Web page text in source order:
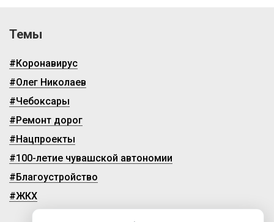
Темы
#Коронавирус
#Олег Николаев
#Чебоксары
#Ремонт дорог
#Нацпроекты
#100-летие чувашской автономии
#Благоустройство
#ЖКХ